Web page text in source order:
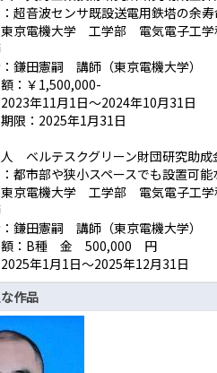
超音波センサ既設送電用鉄塔の余
京電機大学 工学部 電気電子工
鎌田憲嗣 講師（東京電機大学）
：￥1,500,000-
年11月1日～2024年10月31日
限：2025年1月31日
ベルテスクグリーン財団研究助成
都市部や狭小スペースでも設置可
京電機大学 工学部 電気電子工
鎌田憲嗣 講師（東京電機大学）
額：B種 金 500,000 円
年1月1日～2025年12月31日
作品